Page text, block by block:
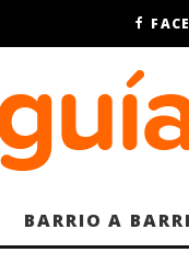
BARRIO A